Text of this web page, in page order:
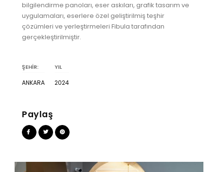
bilgilendirme panoları, eser askıları, grafik tasarım ve
uygulamaları, eserlere özel geliştirilmiş teşhir
çözümleri ve yerleştirmeleri Fibula tarafından
gerçekleştirilmiştir.
ŞEHİR:
ANKARA
YIL
2024
Paylaş